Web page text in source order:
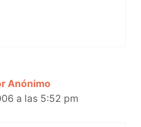
Anónimo
a las 5:52 pm